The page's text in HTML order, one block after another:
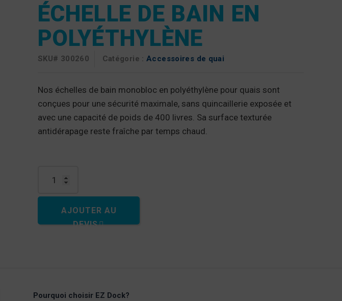
ÉCHELLE DE BAIN EN
POLYÉTHYLÈNE
SKU# 300260 Catégorie : Accessoires de quai
Nos échelles de bain monobloc en polyéthylène pour quais sont
conçues pour une sécurité maximale, sans quincaillerie exposée et
avec une capacité de poids de 400 livres. Sa surface texturée
antidérapage reste fraîche par temps chaud.
AJOUTER AU
DEVIS
Pourquoi choisir EZ Dock?